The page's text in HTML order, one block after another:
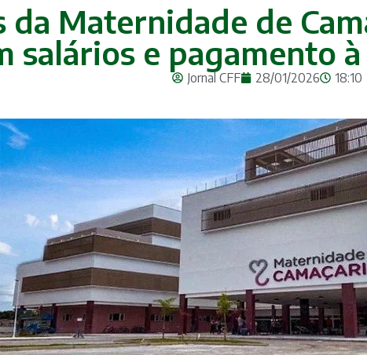
da Maternidade de
salários e pagamento
Jornal CFF 28/01/2026 18:10